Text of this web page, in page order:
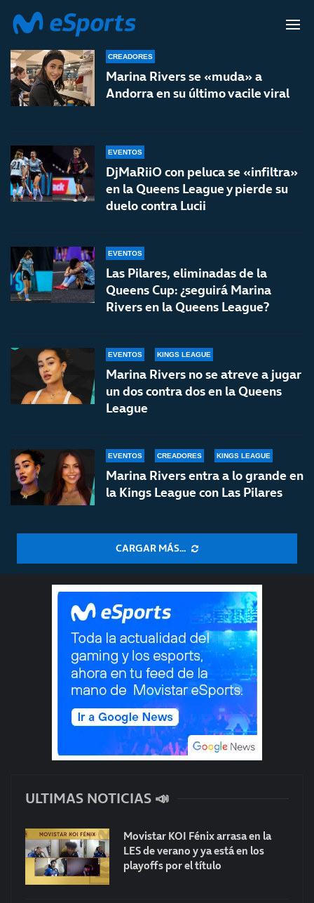
MARINA RIVERS
CREADORES
Marina Rivers se «muda» a
Andorra en su último vacile viral
EVENTOS
DjMaRiiO con peluca se «infiltra»
en la Queens League y pierde su
duelo contra Lucii
EVENTOS
Las Pilares, eliminadas de la
Queens Cup: ¿seguirá Marina
Rivers en la Queens League?
EVENTOS KINGS LEAGUE
Marina Rivers no se atreve a jugar
un dos contra dos en la Queens
League
EVENTOS CREADORES KINGS LEAGUE
Marina Rivers entra a lo grande en
la Kings League con Las Pilares
CARGAR MÁS...
ULTIMAS NOTICIAS 📣
Movistar KOI Fénix arrasa en la
LES de verano y ya está en los
playoffs por el título